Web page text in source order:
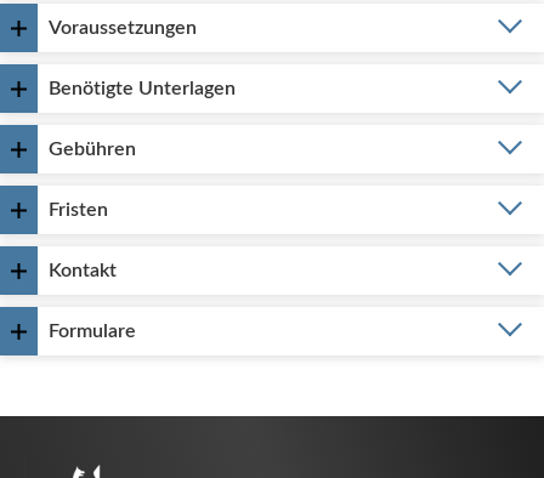
Voraussetzungen
Benötigte Unterlagen
Gebühren
Fristen
Kontakt
Formulare